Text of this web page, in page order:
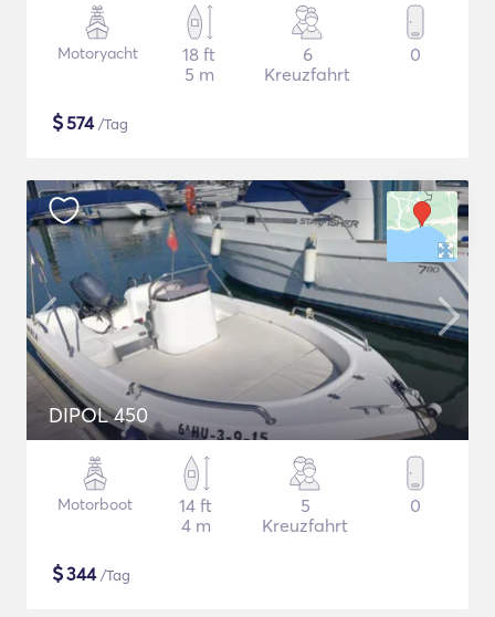
Motoryacht
18 ft
5 m
6
Kreuzfahrt
0
$574/Tag
DIPOL 450
Motorboot
14 ft
4 m
5
Kreuzfahrt
0
$344/Tag